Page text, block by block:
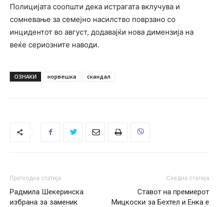
Полицијата соопшти дека истрагата вклучува и
сомневање за семејно насилство поврзано со
инцидентот во август, додавајќи нова димензија на
веќе сериозните наводи.
ОЗНАКИ норвешка скандал
Претходна статија
Радмила Шекеринска
избрана за заменик
Следна статија
Ставот на премиерот
Мицкоски за Бехтел и Енка е